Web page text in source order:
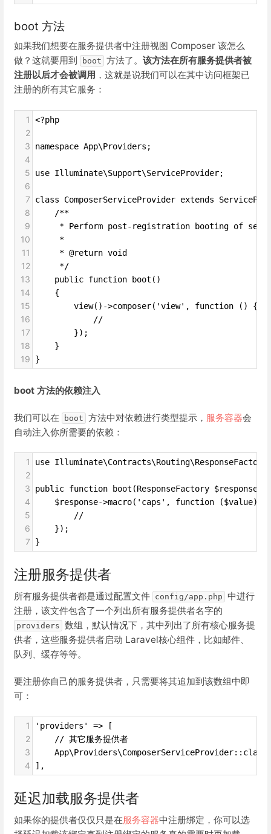
boot 方法
如果我们想要在服务提供者中注册视图 Composer 该怎么
做？这就要用到
boot 方法了。 该方法在所有服务提供者被
注册以后才会被调用 ，这就是说我们可以在其中访问框架已
注册的所有其它服务：
1 <?php
2
3
namespace App\Providers;
4
5
use Illuminate\Support\ServiceProvider;
6
7
class ComposerServiceProvider extends
8
    /**
9
* Perform post-registration booting of
10
     *
11
     * @return void
12
     */
13
    public function boot()
14
    {
15
        view()->composer('view', function () {
16
            //
17
        });
18
    }
19 }
boot 方法的依赖注入
我们可以在 boot 方法中对依赖进行类型提示， 服务容器会
自动注入你所需要的依赖：
1 use
2
3
public function boot(ResponseFactory $response){
4
    $response->macro('caps', function ($value) {
5
        //
6
    });
7 }
注册服务提供者
所有服务提供者都是通过配置文件 config/app.php 中进行
注册，该文件包含了一个列出所有服务提供者名字的
providers 数组，默认情况下，其中列出了所有核心服务提
供者，这些服务提供者启动 Laravel核心组件，比如邮件、
队列、缓存等等。
要注册你自己的服务提供者，只需要将其追加到该数组中即
可：
1 'providers' => [
2
    // 其它服务提供者
3
4 ],
延迟加载服务提供者
如果你的提供者仅仅只是在服务容器中注册绑定，你可以选